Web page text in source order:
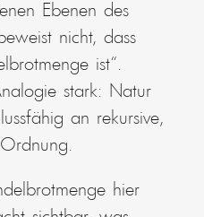
Ebenen des
nicht, dass
ist“.
stark: Natur
an rekursive,
hier